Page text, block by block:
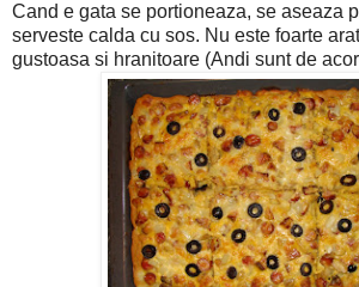
Cand e gata se portioneaza, se aseaza
serveste calda cu sos. Nu este foarte
gustoasa si hranitoare (Andi sunt de